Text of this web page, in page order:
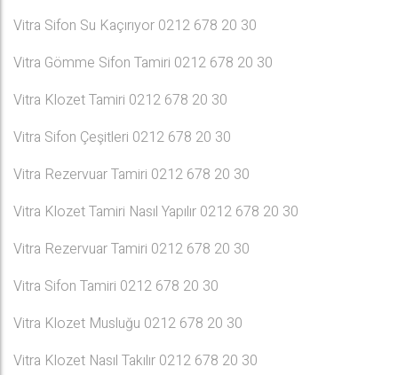
Vitra Sifon Su Kaçırıyor 0212 678 20 30
Vitra Gömme Sifon Tamiri 0212 678 20 30
Vitra Klozet Tamiri 0212 678 20 30
Vitra Sifon Çeşitleri 0212 678 20 30
Vitra Rezervuar Tamiri 0212 678 20 30
Vitra Klozet Tamiri Nasıl Yapılır 0212 678 20 30
Vitra Rezervuar Tamiri 0212 678 20 30
Vitra Sifon Tamiri 0212 678 20 30
Vitra Klozet Musluğu 0212 678 20 30
Vitra Klozet Nasıl Takılır 0212 678 20 30